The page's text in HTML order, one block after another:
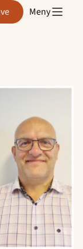
Meny